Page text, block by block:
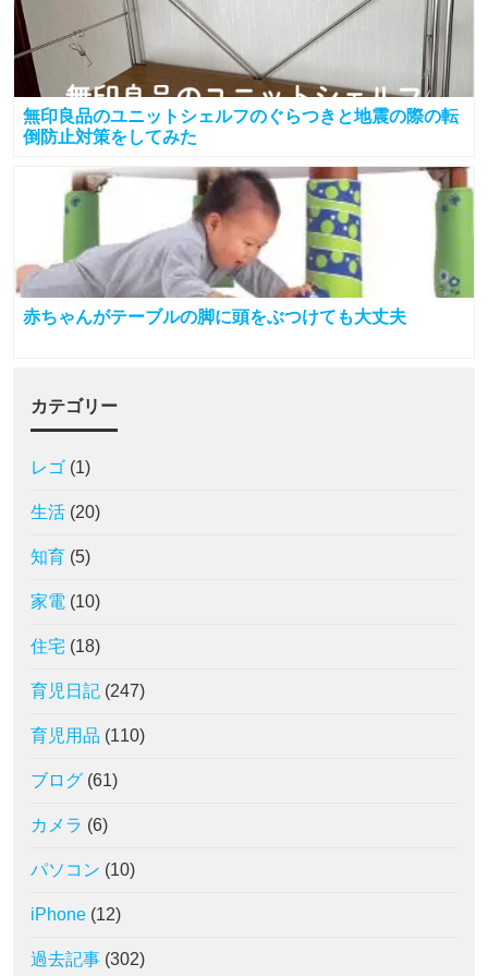
無印良品のユニットシェルフのぐらつきと地震の際の転
倒防止対策をしてみた
赤ちゃんがテーブルの脚に頭をぶつけても大丈夫
カテゴリー
レゴ (1)
生活 (20)
知育 (5)
家電 (10)
住宅 (18)
育児日記 (247)
育児用品 (110)
ブログ (61)
カメラ (6)
パソコン (10)
iPhone (12)
過去記事 (302)